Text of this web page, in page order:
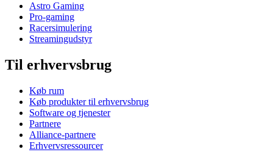
Astro Gaming
Pro-gaming
Racersimulering
Streamingudstyr
Til erhvervsbrug
Køb rum
Køb produkter til erhvervsbrug
Software og tjenester
Partnere
Alliance-partnere
Erhvervsressourcer